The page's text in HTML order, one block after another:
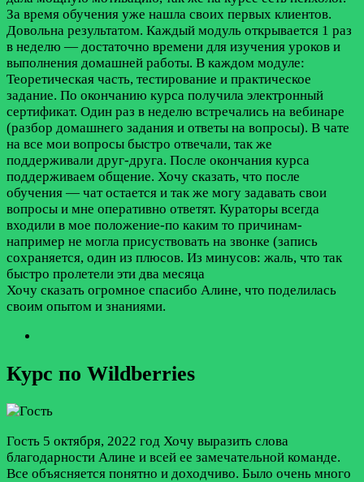
За время обучения уже нашла своих первых клиентов.
Довольна результатом. Каждый модуль открывается 1 раз
в неделю — достаточно времени для изучения уроков и
выполнения домашней работы. В каждом модуле:
Теоретическая часть, тестирование и практическое
задание. По окончанию курса получила электронный
сертификат. Один раз в неделю встречались на вебинаре
(разбор домашнего задания и ответы на вопросы). В чате
на все мои вопросы быстро отвечали, так же
поддерживали друг-друга. После окончания курса
поддерживаем общение. Хочу сказать, что после
обучения — чат остается и так же могу задавать свои
вопросы и мне оперативно ответят. Кураторы всегда
входили в мое положение-по каким то причинам-
например не могла присуствовать на звонке (запись
сохраняется, один из плюсов. Из минусов: жаль, что так
быстро пролетели эти два месяца
Хочу сказать огромное спасибо Алине, что поделилась
своим опытом и знаниями.
Курс по Wildberries
Гость 5 октября, 2022 год Хочу выразить слова
благодарности Алине и всей ее замечательной команде.
Все объясняется понятно и доходчиво. Было очень много